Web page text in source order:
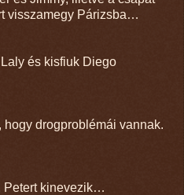
visszamegy Párizsba…
és kisfiuk Diego
drogproblémái vannak.
Petert kinevezik…